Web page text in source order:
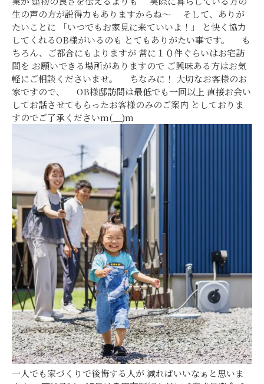
生の声の方が説得力もありますからね～ そして、ありが
たいことに 「いつでもお家見に来ていいよ！」 と快く協力
してくれるOB様がいるのも とてもありがたい事です。 も
ちろん、ご都合にもよりますが 常に１０件ぐらいはお宅訪
問を お願いできる場所がありますので ご興味ある方はお気
軽にご相談くださいませ。 ちなみに！ 大切なお客様のお
家ですので、 OB様邸訪問は最低でも一回以上 直接お会い
してお話させてもらったお客様のみのご案内 としておりま
すのでご了承くださいm(__)m
一人でも家づくりで後悔する人が 減ればいいなぁと思いま